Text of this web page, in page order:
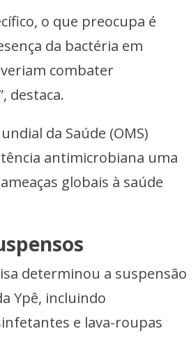
o que preocupa é
da bactéria em
combater
destaca.
da Saúde (OMS)
antimicrobiana uma
globais à saúde
determinou a suspensão
Ypê, incluindo
e lava-roupas